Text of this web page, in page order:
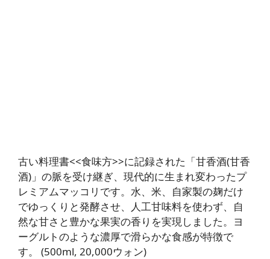
古い料理書<<食味方>>に記録された「甘香酒(甘香
酒)」の脈を受け継ぎ、現代的に生まれ変わったプ
レミアムマッコリです。水、米、自家製の麹だけ
でゆっくりと発酵させ、人工甘味料を使わず、自
然な甘さと豊かな果実の香りを実現しました。ヨ
ーグルトのような濃厚で滑らかな食感が特徴で
す。 (500ml, 20,000ウォン)